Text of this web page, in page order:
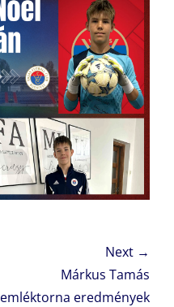
Next →
post:
Márkus Tamás
emléktorna eredmények